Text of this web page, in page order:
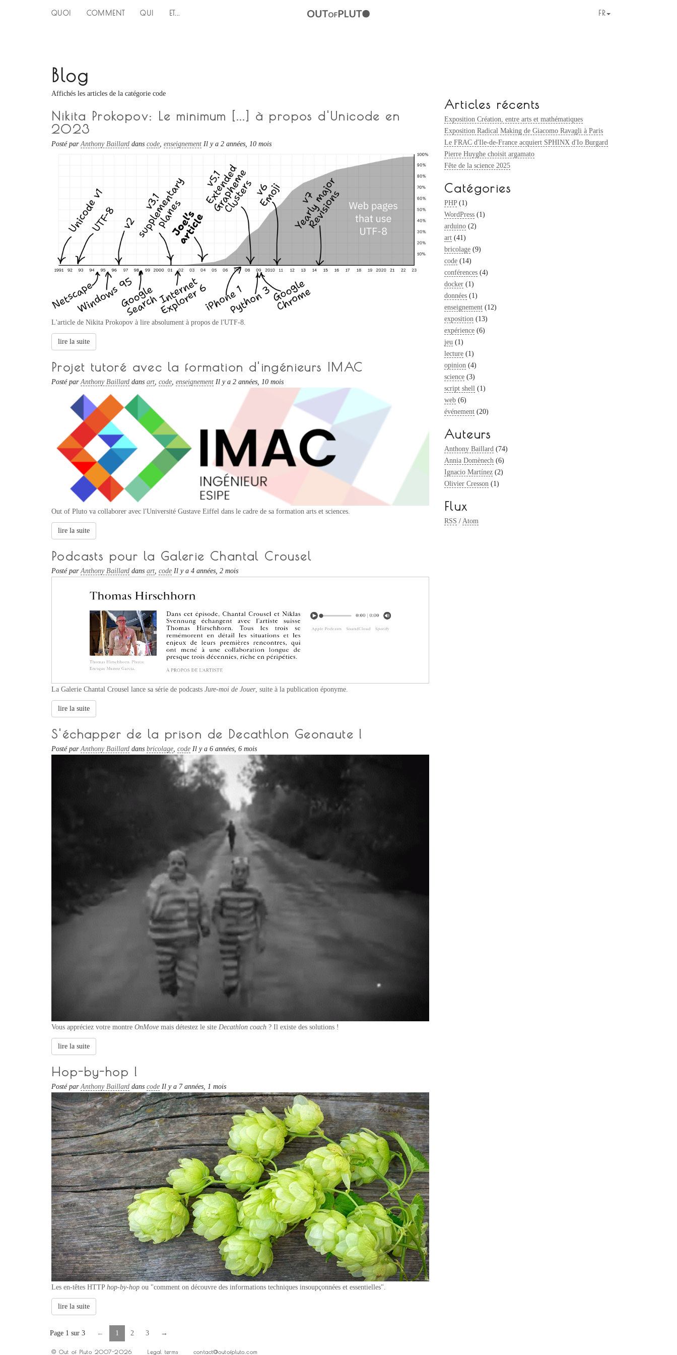
QUOI COMMENT QUI ET... FR
Blog
Articles récents
Exposition Création, entre arts et mathématiques
Exposition Radical Making de Giacomo Ravagli à Paris
Le FRAC d'Ile-de-France acquiert SPHINX d'Io Burgard
Pierre Huyghe choisit argamato
Fête de la science 2025
Catégories
PHP(1)
WordPress (1)
arduino (2)
art (41)
bricolage (9)
code (14)
conférences (4)
docker (1)
données (1)
enseignement (12)
exposition (13)
expérience (6)
jeu (1)
lecture (1)
opinion (4)
science (3)
script shell (1)
web (6)
événement (20)
Auteurs
Anthony Baillard (74)
Annia Domènech (6)
Ignacio Martínez (2)
Olivier Cresson (1)
Flux
RSS / Atom
Affichés les articles de la catégorie code
Nikita Prokopov: Le minimum [...] à propos d'Unicode en
2023
Posté parAnthony Baillard dans code, enseignement Il y a 2 années, 10 mois
L'article de Nikita Prokopov à lire absolument à propos de l'UTF-8.
lire la suite
Projet tutoré avec la formation d'ingénieurs IMAC
Posté parAnthony Baillard dans art, code, enseignement Il y a 2 années, 10 mois
Out of Pluto va collaborer avec l'Université Gustave Eiffel dans le cadre de sa formation arts et sciences.
lire la suite
Podcasts pour la Galerie Chantal Crousel
Posté parAnthony Baillard dans art, code Il y a 4 années, 2 mois
La Galerie Chantal Crousel lance sa série de podcasts Jure-moi de Jouer, suite à la publication éponyme.
lire la suite
S'échapper de la prison de Decathlon Geonaute !
Posté par Anthony Baillard dans bricolage code Il y a 6 années, 6 mois
Vous appréciez votre montre OnMove mais détestez le site Decathlon coach ? Il existe des solutions !
lire la suite
Hop-by-hop !
Posté par Anthony Baillard dans code Il y a 7 années, 1 mois
Les en-têtes HTTP hop-by-hop ou "comment on découvre des informations techniques insoupçonnées et essentielles".
lire la suite
Page 1 sur 3 ← 1 2 3 →
© Out of Pluto 2007-2026 Legal terms contact@outofpluto.com